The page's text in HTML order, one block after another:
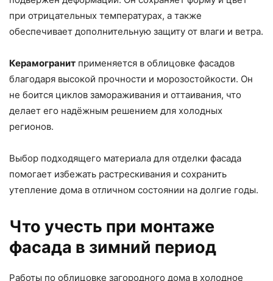
при отрицательных температурах, а также
обеспечивает дополнительную защиту от влаги и ветра.
Керамогранит применяется в облицовке фасадов
благодаря высокой прочности и морозостойкости. Он
не боится циклов замораживания и оттаивания, что
делает его надёжным решением для холодных
регионов.
Выбор подходящего материала для отделки фасада
помогает избежать растрескивания и сохранить
утепление дома в отличном состоянии на долгие годы.
Что учесть при монтаже
фасада в зимний период
Работы по облицовке загородного дома в холодное